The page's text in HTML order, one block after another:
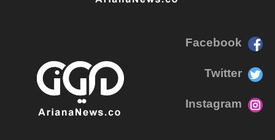
Facebook
Twitter
Instagram